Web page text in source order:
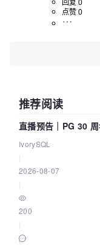
回复 0
点赞 0
推荐阅读
直播预告｜PG 30
核——我们改得动吗
IvorySQL
2026-08-07
200